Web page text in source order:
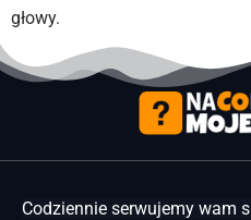
głowy.
Codziennie serwujemy wam